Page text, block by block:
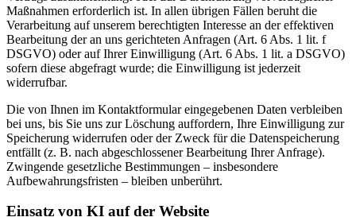
Maßnahmen erforderlich ist. In allen übrigen Fällen beruht die
Verarbeitung auf unserem berechtigten Interesse an der effektiven
Bearbeitung der an uns gerichteten Anfragen (Art. 6 Abs. 1 lit. f
DSGVO) oder auf Ihrer Einwilligung (Art. 6 Abs. 1 lit. a DSGVO)
sofern diese abgefragt wurde; die Einwilligung ist jederzeit
widerrufbar.
Die von Ihnen im Kontaktformular eingegebenen Daten verbleiben
bei uns, bis Sie uns zur Löschung auffordern, Ihre Einwilligung zur
Speicherung widerrufen oder der Zweck für die Datenspeicherung
entfällt (z. B. nach abgeschlossener Bearbeitung Ihrer Anfrage).
Zwingende gesetzliche Bestimmungen – insbesondere
Aufbewahrungsfristen – bleiben unberührt.
Einsatz von KI auf der Website